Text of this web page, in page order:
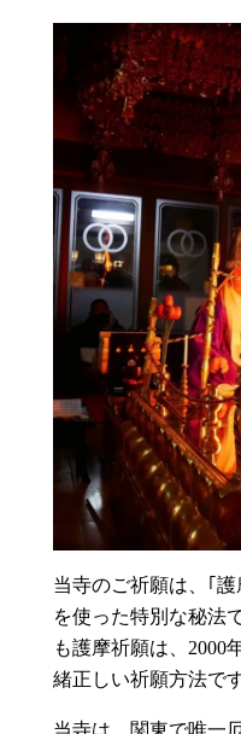
当寺のご祈願は、｢
を使った特別な秘法
も護摩祈願は、2000
緒正しい祈願方法です
当寺は、関東で唯一